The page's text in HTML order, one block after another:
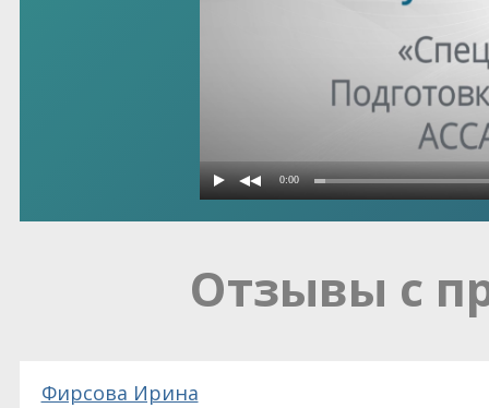
Отзывы с
Фирсова Ирина